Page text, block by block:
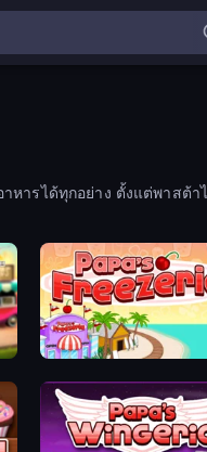
หารได้ทุกอย่าง ตั้งแต่พาสต้
Game Papa's Freezeria